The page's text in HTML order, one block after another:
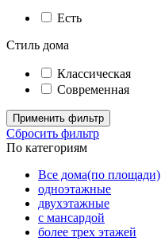
Есть
Стиль дома
Классическая
Современная
Применить фильтр
Сбросить фильтр
По категориям
Все дома(по площади)
одноэтажные
двухэтажные
с мансардой
более трех этажей